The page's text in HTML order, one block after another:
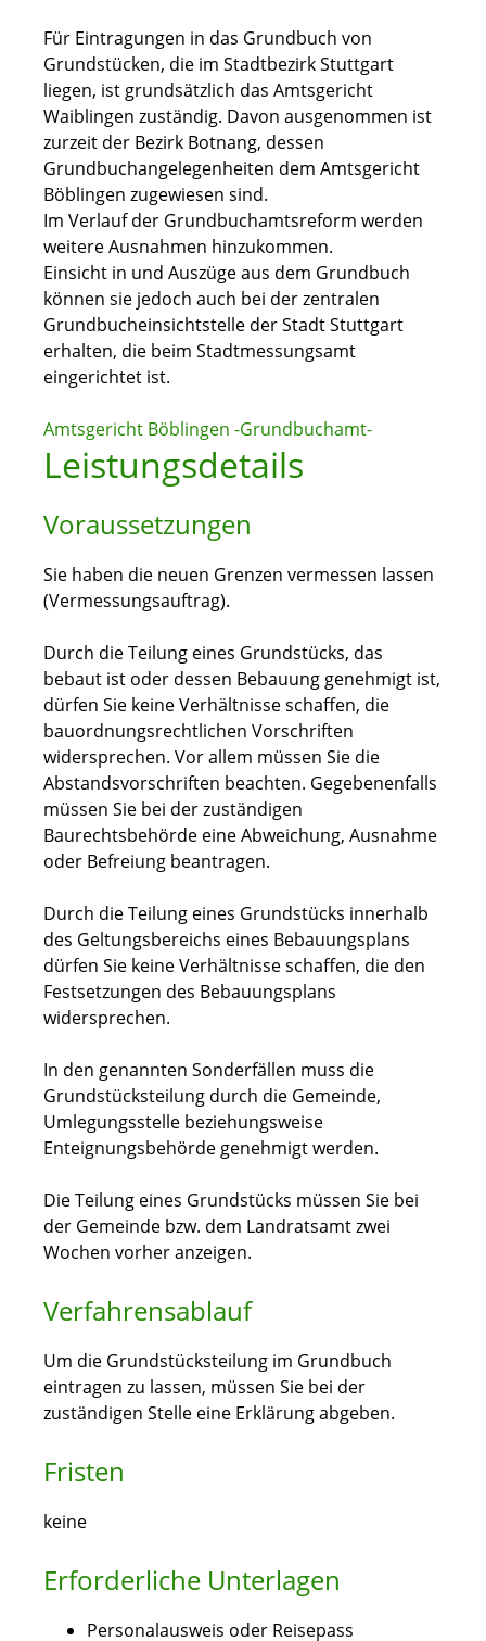
Für Eintragungen in das Grundbuch von
Grundstücken, die im Stadtbezirk Stuttgart
liegen, ist grundsätzlich das Amtsgericht
Waiblingen zuständig. Davon ausgenommen ist
zurzeit der Bezirk Botnang, dessen
Grundbuchangelegenheiten dem Amtsgericht
Böblingen zugewiesen sind.
Im Verlauf der Grundbuchamtsreform werden
weitere Ausnahmen hinzukommen.
Einsicht in und Auszüge aus dem Grundbuch
können sie jedoch auch bei der zentralen
Grundbucheinsichtstelle der Stadt Stuttgart
erhalten, die beim Stadtmessungsamt
eingerichtet ist.
Amtsgericht Böblingen -Grundbuchamt-
Leistungsdetails
Voraussetzungen
Sie haben die neuen Grenzen vermessen lassen
(Vermessungsauftrag).
Durch die Teilung eines Grundstücks, das
bebaut ist oder dessen Bebauung genehmigt ist,
dürfen Sie keine Verhältnisse schaffen, die
bauordnungsrechtlichen Vorschriften
widersprechen. Vor allem müssen Sie die
Abstandsvorschriften beachten. Gegebenenfalls
müssen Sie bei der zuständigen
Baurechtsbehörde eine Abweichung, Ausnahme
oder Befreiung beantragen.
Durch die Teilung eines Grundstücks innerhalb
des Geltungsbereichs eines Bebauungsplans
dürfen Sie keine Verhältnisse schaffen, die den
Festsetzungen des Bebauungsplans
widersprechen.
In den genannten Sonderfällen muss die
Grundstücksteilung durch die Gemeinde,
Umlegungsstelle beziehungsweise
Enteignungsbehörde genehmigt werden.
Die Teilung eines Grundstücks müssen Sie bei
der Gemeinde bzw. dem Landratsamt zwei
Wochen vorher anzeigen.
Verfahrensablauf
Um die Grundstücksteilung im Grundbuch
eintragen zu lassen, müssen Sie bei der
zuständigen Stelle eine Erklärung abgeben.
Fristen
keine
Erforderliche Unterlagen
Personalausweis oder Reisepass